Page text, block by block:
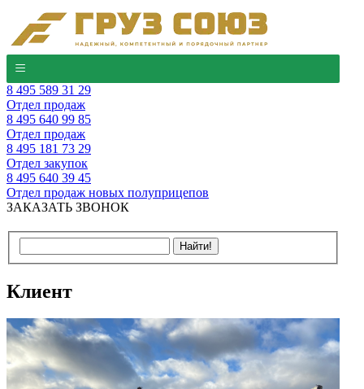
8 495 589 31 29
Отдел продаж
8 495 640 99 85
Отдел продаж
8 495 181 73 29
Отдел закупок
8 495 640 39 45
Отдел продаж новых полуприцепов
ЗАКАЗАТЬ ЗВОНОК
Клиент